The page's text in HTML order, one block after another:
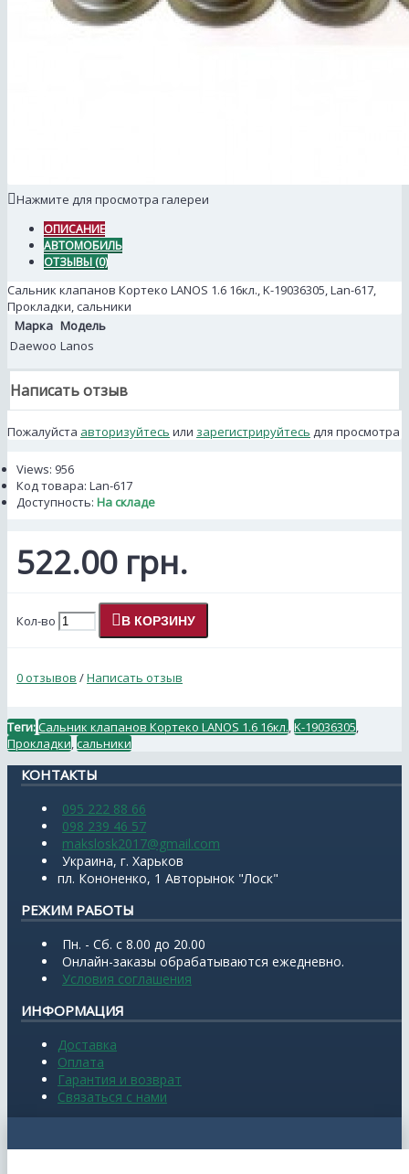
Нажмите для просмотра галереи
ОПИСАНИЕ
АВТОМОБИЛЬ
ОТЗЫВЫ (0)
Сальник клапанов Кортеко LANOS 1.6 16кл., K-19036305, Lan-617,
Прокладки, сальники
Марка Модель
Daewoo Lanos
Написать отзыв
Пожалуйста авторизуйтесь или зарегистрируйтесь для просмотра
Views: 956
Код товара: Lan-617
Доступность: На складе
522.00 грн.
Кол-во В КОРЗИНУ
0 отзывов /Написать отзыв
Теги:Сальник клапанов Кортеко LANOS 1.6 16кл. K-19036305
Прокладки сальники
КОНТАКТЫ
095 222 88 66
098 239 46 57
makslosk2017@gmail.com
Украина, г. Харьков
пл. Кононенко, 1 Авторынок "Лоск"
РЕЖИМ РАБОТЫ
Пн. - Сб. с 8.00 до 20.00
Онлайн-заказы обрабатываются ежедневно.
Условия соглашения
ИНФОРМАЦИЯ
Доставка
Оплата
Гарантия и возврат
Связаться с нами